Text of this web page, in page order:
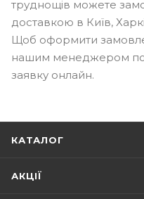
труднощів можете
доставкою в Київ,
Щоб оформити
нашим менеджером по
заявку онлайн.
КАТАЛОГ
АКЦІЇ